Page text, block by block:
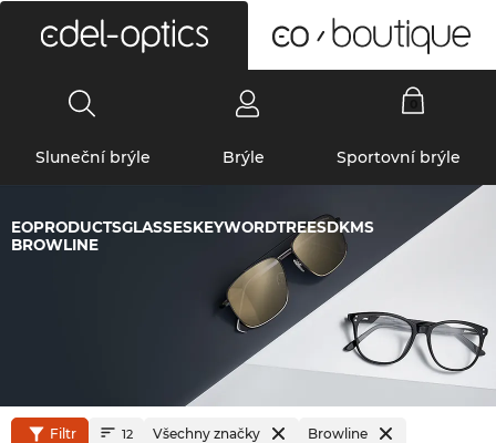
Sluneční brýle Brýle Sportovní brýle
EOPRODUCTSGLASSESKEYWORDTREESDKMS
BROWLINE
Filtr 12 Všechny značky Browline